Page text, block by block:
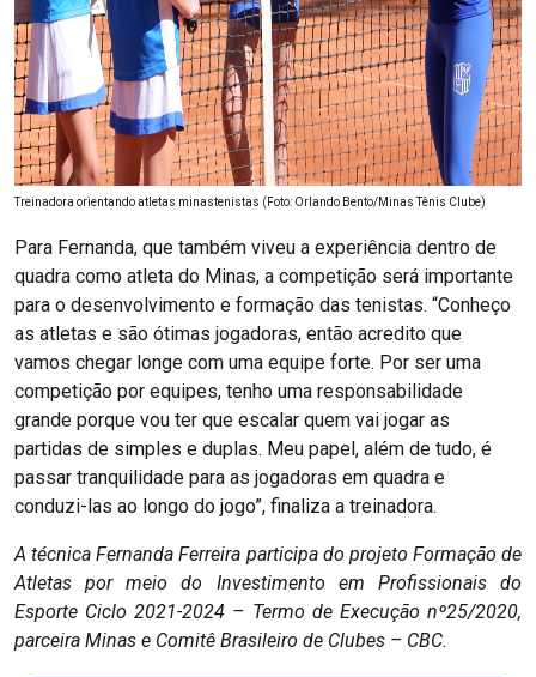
Treinadora orientando atletas minastenistas (Foto: Orlando Bento/Minas Tênis Clube)
Para Fernanda, que também viveu a experiência dentro de
quadra como atleta do Minas, a competição será importante
para o desenvolvimento e formação das tenistas. “Conheço
as atletas e são ótimas jogadoras, então acredito que
vamos chegar longe com uma equipe forte. Por ser uma
competição por equipes, tenho uma responsabilidade
grande porque vou ter que escalar quem vai jogar as
partidas de simples e duplas. Meu papel, além de tudo, é
passar tranquilidade para as jogadoras em quadra e
conduzi-las ao longo do jogo”, finaliza a treinadora.
A técnica Fernanda Ferreira participa do projeto Formação de
Atletas por meio do Investimento em Profissionais do
Esporte Ciclo 2021-2024 – Termo de Execução nº25/2020,
parceira Minas e Comitê Brasileiro de Clubes – CBC.